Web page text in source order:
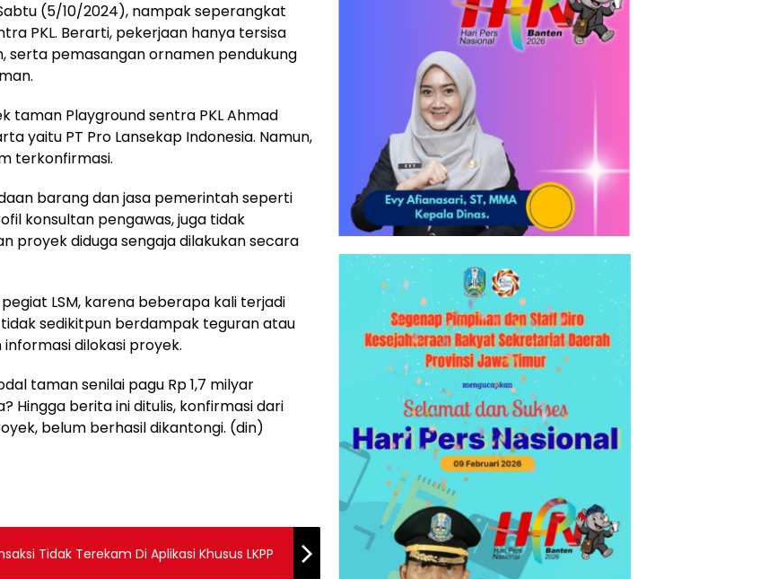
(5/10/2024), nampak seperangkat
PKL. Berarti, pekerjaan hanya tersisa
serta pemasangan ornamen pendukung
taman Playground sentra PKL Ahmad
yaitu PT Pro Lansekap Indonesia. Namun,
terkonfirmasi.
barang dan jasa pemerintah seperti
konsultan pengawas, juga tidak
proyek diduga sengaja dilakukan secara
LSM, karena beberapa kali terjadi
sedikitpun berdampak teguran atau
dilokasi proyek.
taman senilai pagu Rp 1,7 milyar
Hingga berita ini ditulis, konfirmasi dari
belum berhasil dikantongi. (din)
Tidak Terekam Di Aplikasi Khusus LKPP